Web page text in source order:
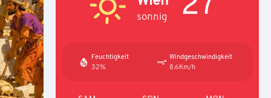
sonnig
Feuchtigkeit
32%
Windgeschwindigkeit
8.6Km/h